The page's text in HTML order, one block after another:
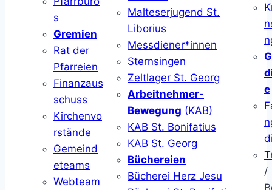
s
Gremien
Rat der
Pfarreien
Finanzaus
schuss
Kirchenvo
rstände
Gemeind
eteams
Webteam
Malteserjugend St.
Liborius
Messdiener*innen
Sternsingen
Zeltlager St. Georg
Arbeitnehmer-
Bewegung (KAB)
KAB St. Bonifatius
KAB St. Georg
Büchereien
Bücherei Herz Jesu
e
/